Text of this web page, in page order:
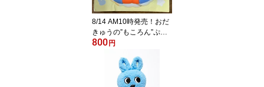
8/14 AM10時発売！おだ
きゅうの”もころん”ぷっ
くりマグネット【お申込
800 円